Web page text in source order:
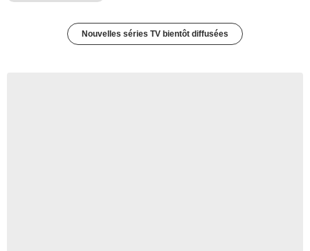
Nouvelles séries TV bientôt diffusées